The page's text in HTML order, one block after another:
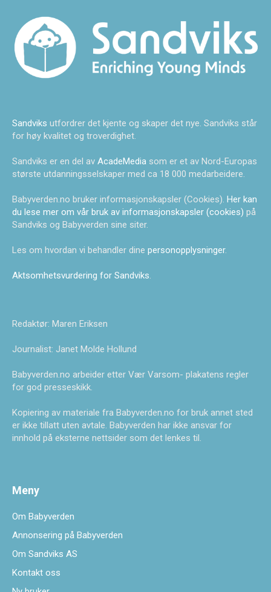
Sandviks utfordrer det kjente og skaper det nye. Sandviks står
for høy kvalitet og troverdighet.
Sandviks er en del av AcadeMedia som er et av Nord-Europas
største utdanningsselskaper med ca 18 000 medarbeidere.
Babyverden.no bruker informasjonskapsler (Cookies). Her kan
du lese mer om vår bruk av informasjonskapsler (cookies) på
Sandviks og Babyverden sine siter.
Les om hvordan vi behandler dine personopplysninger.
Aktsomhetsvurdering for Sandviks.
Redaktør: Maren Eriksen
Journalist: Janet Molde Hollund
Babyverden.no arbeider etter Vær Varsom- plakatens regler
for god presseskikk.
Kopiering av materiale fra Babyverden.no for bruk annet sted
er ikke tillatt uten avtale. Babyverden har ikke ansvar for
innhold på eksterne nettsider som det lenkes til.
Meny
Om Babyverden
Annonsering på Babyverden
Om Sandviks AS
Kontakt oss